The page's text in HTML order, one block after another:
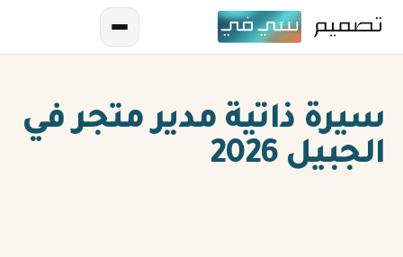
سيرة ذاتية مدير متجر في
الجبيل 2026